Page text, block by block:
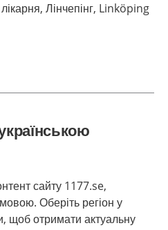
Лінчепінг, Linköping
сайту 1177.se,
Оберіть регіон у
щоб отримати актуальну